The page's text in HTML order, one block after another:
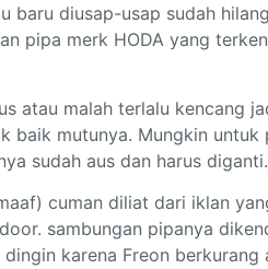
baru diusap-usap sudah
pipa merk HODA yang
atau malah terlalu kencang
baik mutunya. Mungkin untuk
sudah aus dan harus diganti.
cuman diliat dari iklan
sambungan pipanya
karena Freon berkurang